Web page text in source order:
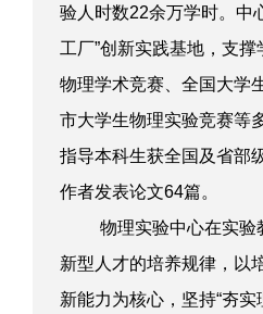
验人时数22余万学时。中
工厂”创新实践基地，支
物理学术竞赛、全国大学
市大学生物理实验竞赛等
指导本科生获全国及省部
作者发表论文64篇。
物理实验中心在实验
新型人才的培养规律，以
新能力为核心，坚持“夯